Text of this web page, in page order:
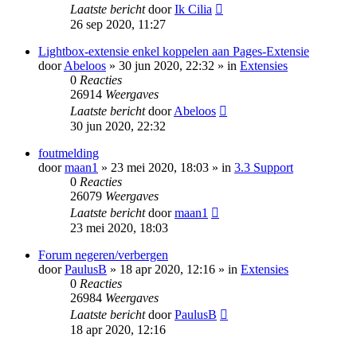
Laatste berichtdoorIk Cilia
26 sep 2020, 11:27
Lightbox-extensie enkel koppelen aan Pages-Extensie
doorAbeloos » 30 jun 2020, 22:32 » in Extensies
0 Reacties
26914 Weergaves
Laatste berichtdoorAbeloos
30 jun 2020, 22:32
foutmelding
doormaan1 » 23 mei 2020, 18:03 » in 3.3 Support
0 Reacties
26079 Weergaves
Laatste berichtdoormaan1
23 mei 2020, 18:03
Forum negeren/verbergen
doorPaulusB » 18 apr 2020, 12:16 » in Extensies
0 Reacties
26984 Weergaves
Laatste berichtdoorPaulusB
18 apr 2020, 12:16